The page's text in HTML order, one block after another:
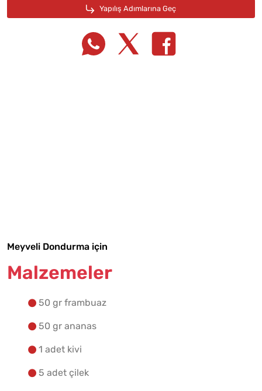
Meyveli Dondurma için
Malzemeler
50 gr frambuaz
50 gr ananas
1 adet kivi
5 adet çilek